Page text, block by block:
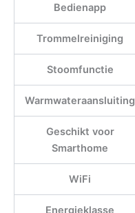
Bedienapp
Trommelreiniging
Stoomfunctie
Warmwateraansluiting
Geschikt voor
Smarthome
WiFi
Energieklasse